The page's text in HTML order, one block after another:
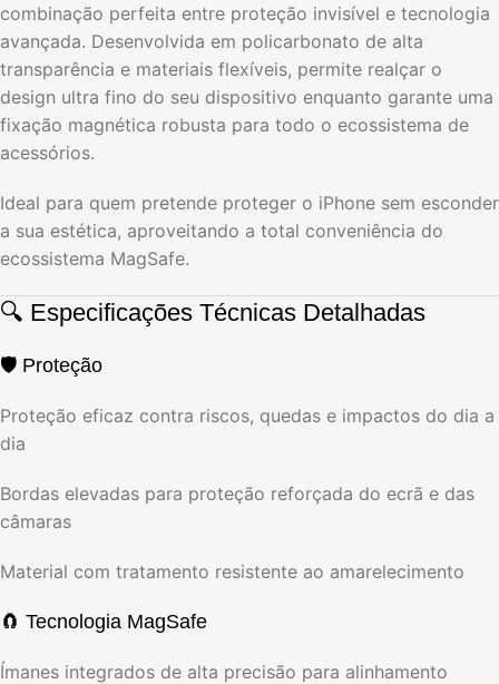
combinação perfeita entre proteção invisível e tecnologia
avançada. Desenvolvida em policarbonato de alta
transparência e materiais flexíveis, permite realçar o
design ultra fino do seu dispositivo enquanto garante uma
fixação magnética robusta para todo o ecossistema de
acessórios.
Ideal para quem pretende proteger o iPhone sem esconder
a sua estética, aproveitando a total conveniência do
ecossistema MagSafe.
🔍 Especificações Técnicas Detalhadas
🛡️ Proteção
Proteção eficaz contra riscos, quedas e impactos do dia a
dia
Bordas elevadas para proteção reforçada do ecrã e das
câmaras
Material com tratamento resistente ao amarelecimento
🧲 Tecnologia MagSafe
Ímanes integrados de alta precisão para alinhamento